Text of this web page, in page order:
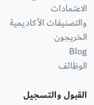
الاعتمادات
والتصنيفات الأكاديمية
الخريجون
Blog
الوظائف
القبول والتسجيل